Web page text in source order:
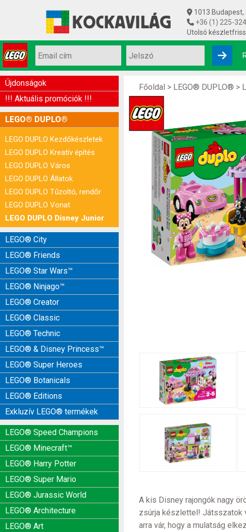
1013 Budapest,
+36 (1) 225-
Utolsó
Újdonságok
!!! Aktuális promóciók !!!
LEGO® DUPLO®
LEGO DUPLO Kezdőkészletek
LEGO DUPLO Kreatív építés
LEGO DUPLO Város
LEGO DUPLO Állatok
LEGO DUPLO Tűzoltó, rendőr
LEGO DUPLO Vonat
LEGO DUPLO Disney Junior
LEGO® City
LEGO® Friends
LEGO® Star Wars™
LEGO® Ninjago™
LEGO® Creator
LEGO® Classic
LEGO® Technic
LEGO® & Disney Princess™
LEGO® Super Heroes
LEGO® Botanicals
LEGO® Editions
Exkluzív LEGO® termékek
LEGO® Speed Champions
LEGO® Minecraft™
LEGO® Harry Potter
LEGO® Super Mario
LEGO® Jurassic World
LEGO® Architecture
LEGO® Art
Főoldal > LEGO® DUPLO® >
A kis Disney rajongók nagy
zsúrja készlettel! Játsszatok
arra vár, hogy a mulatság